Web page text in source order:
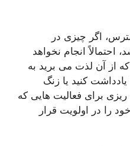
اگر چیزی در
احتمالاً انجام نخواهد
که از آن لذت می برید به
کنید یا زنگ
ریزی برای فعالیت هایی که
را در اولویت قرار